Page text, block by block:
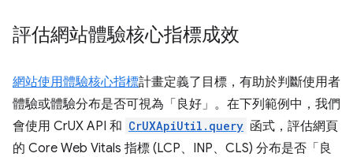
評估網站體驗核心指標成效
網站使用體驗核心指標計畫定義了目標，有助於判斷使用者
體驗或體驗分布是否可視為「良好」。在下列範例中，我們
會使用 CrUX API 和 CrUXApiUtil.query 函式，評估網頁
的 Core Web Vitals 指標 (LCP、INP、CLS) 分布是否「良